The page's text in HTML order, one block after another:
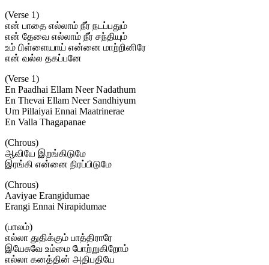
(Verse 1)
என் பாதை எல்லாம் நீர் நடப்பதும்
என் தேவை எல்லாம் நீர் சந்தியும்
உம் பிள்ளையாய் என்னை மாற்றினிரே
என் வல்ல தகப்பனே
(Verse 1)
En Paadhai Ellam Neer Nadathum
En Thevai Ellam Neer Sandhiyum
Um Pillaiyai Ennai Maatrinerae
En Valla Thagapanae
(Chrous)
ஆவியே இறங்கிடுமே
இரங்கி என்னை நிரப்பிடுமே
(Chrous)
Aaviyae Erangidumae
Erangi Ennai Nirapidumae
(பாலம்)
எல்லா துதிக்கும் பாத்திராரே
இயேசுவே உம்மை போற்றுகிறோம்
எல்லா கனத்தின் அதிபதியே